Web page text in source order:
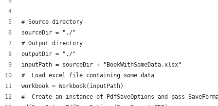
# Source directory
sourceDir = "./"
# Output directory
outputDir = "./"
inputPath = sourceDir + "BookWithSomeData.xlsx"
#  Load excel file containing some data
workbook = Workbook(inputPath)
#  Create an instance of PdfSaveOptions and pass